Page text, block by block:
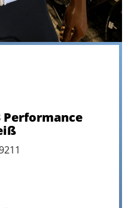
Performance